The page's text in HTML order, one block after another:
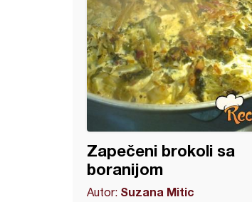
Zapečeni brokoli sa
boranijom
Autor: Suzana Mitic